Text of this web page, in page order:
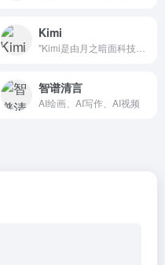
Kimi
智谱清言
AI绘画、AI写作、AI视频